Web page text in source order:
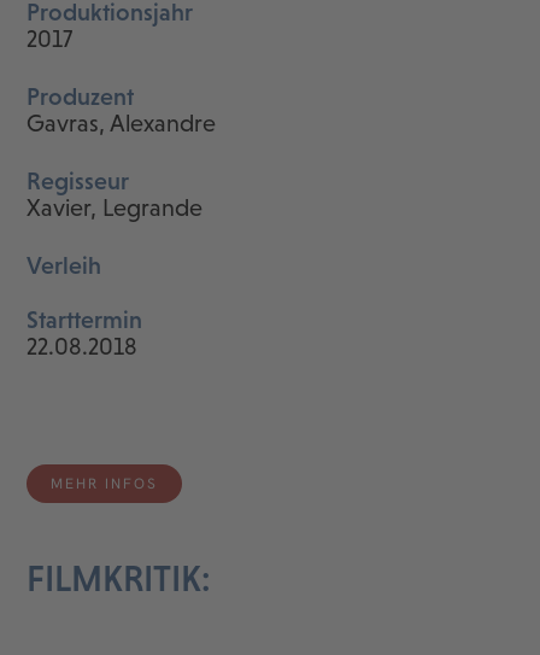
Produktionsjahr
2017
Produzent
Gavras, Alexandre
Regisseur
Xavier, Legrande
Verleih
Starttermin
22.08.2018
MEHR INFOS
FILMKRITIK: